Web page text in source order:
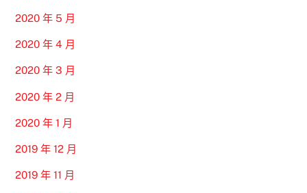
2020 年 5 月
2020 年 4 月
2020 年 3 月
2020 年 2 月
2020 年 1 月
2019 年 12 月
2019 年 11 月